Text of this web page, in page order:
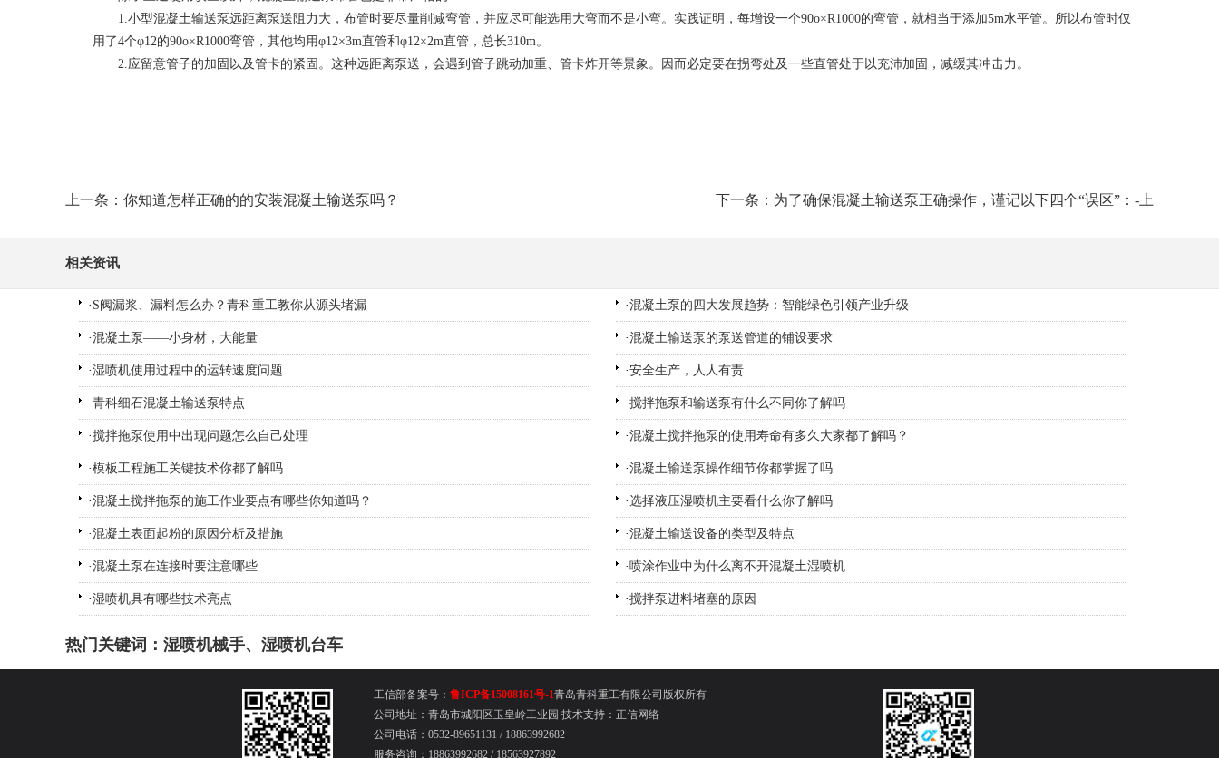
1.小型混凝土输送泵远距离泵送阻力大，布管时要尽量削减弯管，并应尽可能选用大弯而不是小弯。实践证明，每增设一个90o×R1000的弯管，就相当于添加5m水平管。所以布管时仅
用了4个φ12的90o×R1000弯管，其他均用φ12×3m直管和φ12×2m直管，总长310m。
2.应留意管子的加固以及管卡的紧固。这种远距离泵送，会遇到管子跳动加重、管卡炸开等景象。因而必定要在拐弯处及一些直管处于以充沛加固，减缓其冲击力。
上一条：你知道怎样正确的的安装混凝土输送泵吗？ 下一条：为了确保混凝土输送泵正确操作，谨记以下四个“误区”：-上
相关资讯
· S阀漏浆、漏料怎么办？青科重工教你从源头堵漏 ·混凝土泵的四大发展趋势：智能绿色引领产业升级​
·混凝土泵——小身材，大能量 ·混凝土输送泵的泵送管道的铺设要求
·湿喷机使用过程中的运转速度问题 ·安全生产，人人有责
·青科细石混凝土输送泵特点 ·搅拌拖泵和输送泵有什么不同你了解吗
·搅拌拖泵使用中出现问题怎么自己处理 ·混凝土搅拌拖泵的使用寿命有多久大家都了解吗？
·模板工程施工关键技术你都了解吗 ·混凝土输送泵操作细节你都掌握了吗
·混凝土搅拌拖泵的施工作业要点有哪些你知道吗？ ·选择液压湿喷机主要看什么你了解吗
·混凝土表面起粉的原因分析及措施 ·混凝土输送设备的类型及特点
·混凝土泵在连接时要注意哪些 ·喷涂作业中为什么离不开混凝土湿喷机
·湿喷机具有哪些技术亮点 ·搅拌泵进料堵塞的原因
热门关键词： 湿喷机械手、 湿喷机台车
工信部备案号： 鲁ICP备15008161号-1青岛青科重工有限公司版权所有
公司地址：青岛市城阳区玉皇岭工业园 技术支持： 正信网络
公司电话：0532-89651131 / 18863992682
服务咨询：18863992682 / 18563927892